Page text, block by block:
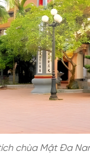
chùa Mật Đa